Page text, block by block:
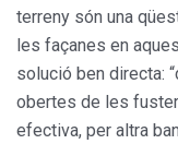
terreny són una
les façanes en
solució ben directa:
obertes de les
efectiva, per altra